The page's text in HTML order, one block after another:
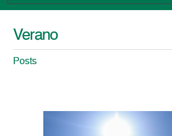
Verano
Posts